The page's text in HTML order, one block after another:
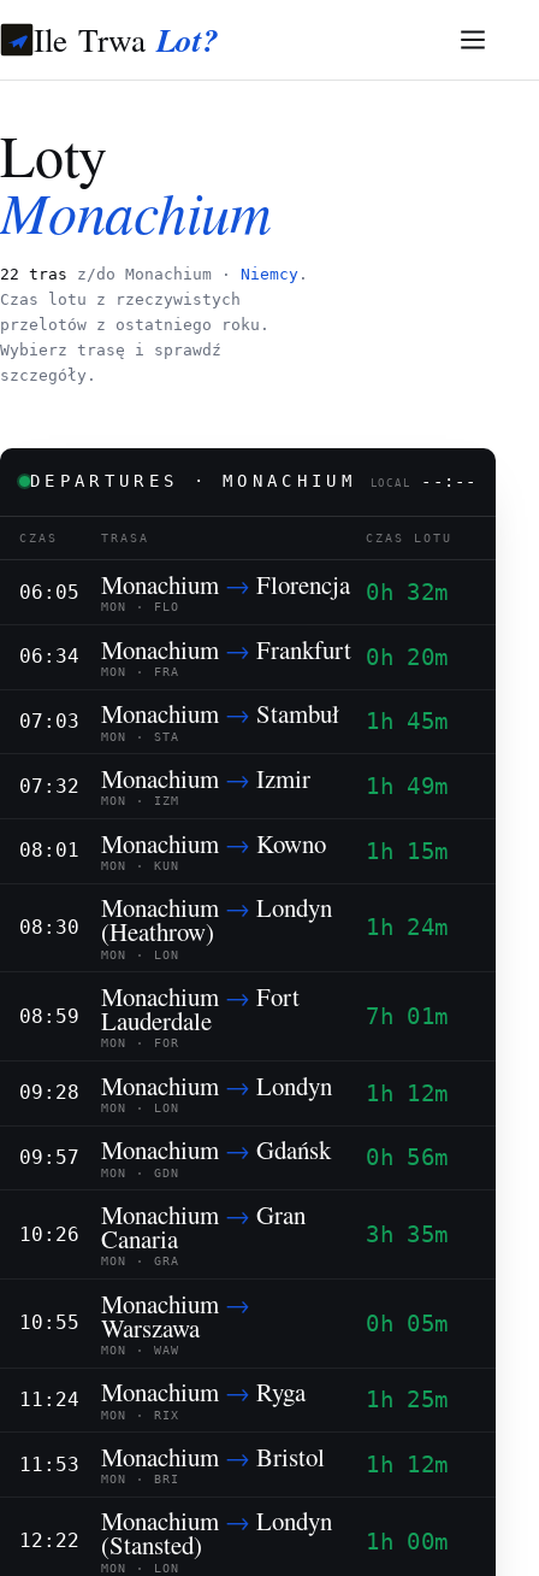
Ile TrwaLot?
Loty
Monachium
22 tras z/do Monachium · Niemcy .
Czas lotu z rzeczywistych
przelotów z ostatniego roku.
Wybierz trasę i sprawdź
szczegóły.
DEPARTURES · MONACHIUM LOCAL --:--
CZAS TRASA CZAS LOTU
06:05 Monachium → Florencja
MON · FLO
0h 32m
06:34 Monachium → Frankfurt
MON · FRA
0h 20m
07:03 Monachium → Stambuł
MON · STA
1h 45m
07:32 Monachium → Izmir
MON · IZM
1h 49m
08:01 Monachium → Kowno
MON · KUN
1h 15m
08:30
Monachium → Londyn
(Heathrow)
MON · LON
1h 24m
08:59
Monachium → Fort
Lauderdale
MON · FOR
7h 01m
09:28 Monachium → Londyn
MON · LON
1h 12m
09:57 Monachium → Gdańsk
MON · GDN
0h 56m
10:26
Monachium → Gran
Canaria
MON · GRA
3h 35m
10:55
Monachium →
Warszawa
MON · WAW
0h 05m
11:24 Monachium → Ryga
MON · RIX
1h 25m
11:53 Monachium → Bristol
MON · BRI
1h 12m
12:22
Monachium → Londyn
(Stansted)
MON · LON
1h 00m